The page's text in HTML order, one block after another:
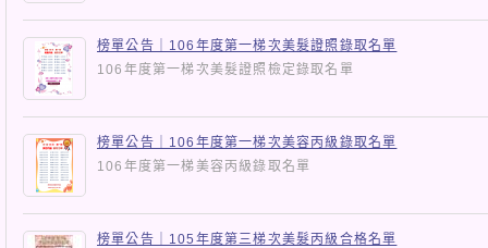
榜單公告｜106年度第一梯次美髮證照錄取名單
106年度第一梯次美髮證照檢定錄取名單
榜單公告｜106年度第一梯次美容丙級錄取名單
106年度第一梯美容丙級錄取名單
榜單公告｜105年度第三梯次美髮丙級合格名單